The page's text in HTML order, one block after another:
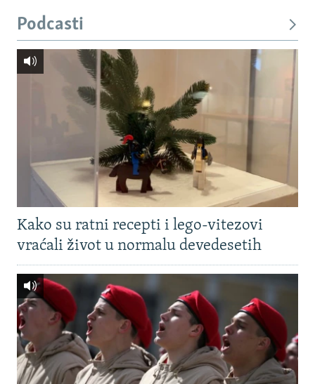
Podcasti
Kako su ratni recepti i lego-vitezovi
vraćali život u normalu devedesetih